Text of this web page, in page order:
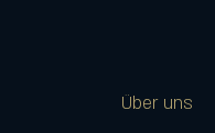
Über uns